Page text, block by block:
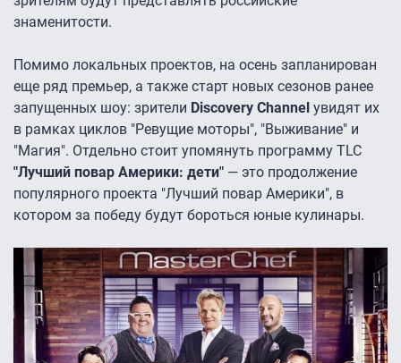
знаменитости.
Помимо локальных проектов, на осень запланирован
еще ряд премьер, а также старт новых сезонов ранее
запущенных шоу: зрители Discovery Channel увидят их
в рамках циклов "Ревущие моторы", "Выживание" и
"Магия". Отдельно стоит упомянуть программу TLC
"Лучший повар Америки: дети" — это продолжение
популярного проекта "Лучший повар Америки", в
котором за победу будут бороться юные кулинары.